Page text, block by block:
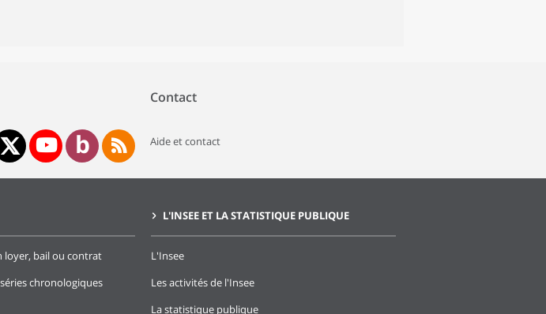
Contact
Aide et contact
loyer, bail ou contrat
chronologiques
L'INSEE ET LA STATISTIQUE PUBLIQUE
L'Insee
Les activités de l'Insee
La statistique publique